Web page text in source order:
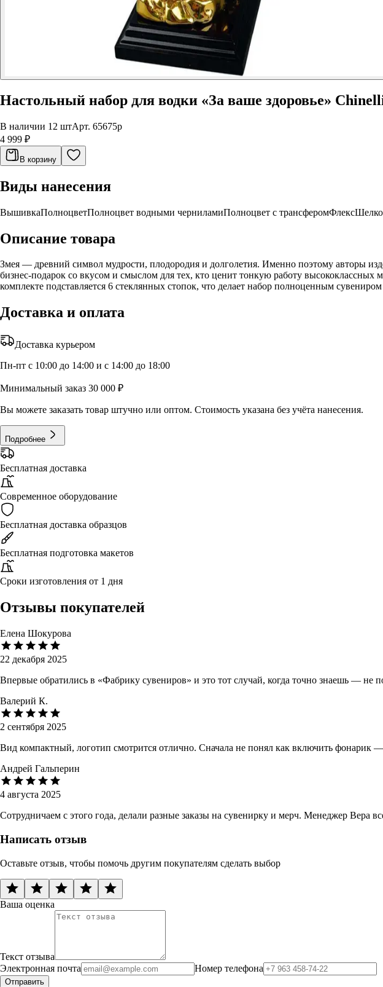
Настольный набор для водки «За ваше здоровье»
В наличии 12 штАрт. 65675p
4 999 ₽
В корзину
Виды нанесения
ВышивкаПолноцветПолноцвет водными черниламиПолноцвет с трансферомФлекс
Описание товара
Змея — древний символ мудрости, плодородия и долголетия. Именно поэтому авторы
бизнес-подарок со вкусом и смыслом для тех, кто ценит тонкую работу
комплекте подставляется 6 стеклянных стопок, что делает набор полноценным
Доставка и оплата
Доставка курьером
Пн-пт с 10:00 до 14:00 и с 14:00 до 18:00
Минимальный заказ 30 000 ₽
Вы можете заказать товар штучно или оптом. Стоимость указана без учёта нанесения.
Подробнее
Бесплатная доставка
Современное оборудование
Бесплатная доставка образцов
Бесплатная подготовка макетов
Сроки изготовления от 1 дня
Отзывы покупателей
Елена Шокурова
22 декабря 2025
Впервые обратились в «Фабрику сувениров» и это тот случай, когда точно знаешь —
Валерий К.
2 сентября 2025
Вид компактный, логотип смотрится отлично. Сначала не понял как включить фонарик —
Андрей Гальперин
4 августа 2025
Сотрудничаем с этого года, делали разные заказы на сувенирку и мерч. Менеджер Вера
Написать отзыв
Оставьте отзыв, чтобы помочь другим покупателям сделать выбор
Ваша оценка
Текст отзыва
Электронная почта
Номер телефона
Отправить